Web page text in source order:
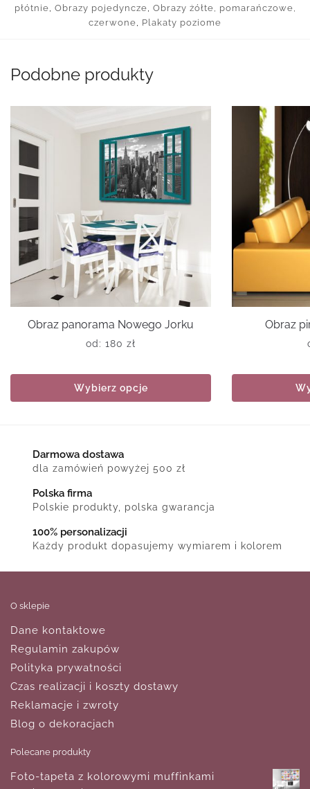
płótnie, Obrazy pojedyncze, Obrazy żółte, pomarańczowe,
czerwone, Plakaty poziome
Podobne produkty
Obraz panorama Nowego Jorku
od: 180 zł
Wybierz opcje
Obraz
Darmowa dostawa
dla zamówień powyżej 500 zł
Polska firma
Polskie produkty, polska gwarancja
100% personalizacji
Każdy produkt dopasujemy wymiarem i kolorem
O sklepie
Dane kontaktowe
Regulamin zakupów
Polityka prywatności
Czas realizacji i koszty dostawy
Reklamacje i zwroty
Blog o dekoracjach
Polecane produkty
Foto-tapeta z kolorowymi muffinkami